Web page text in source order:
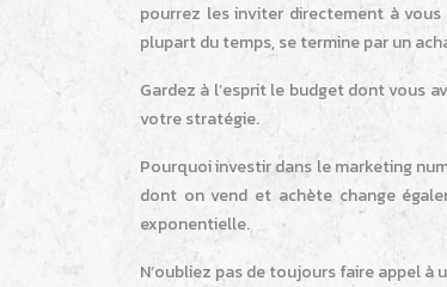
pourrez les inviter directement à
plupart du temps, se termine par un
Gardez à l’esprit le budget dont vous
votre stratégie.
Pourquoi investir dans le marketing
dont on vend et achète change
exponentielle.
N’oubliez pas de toujours faire appel à